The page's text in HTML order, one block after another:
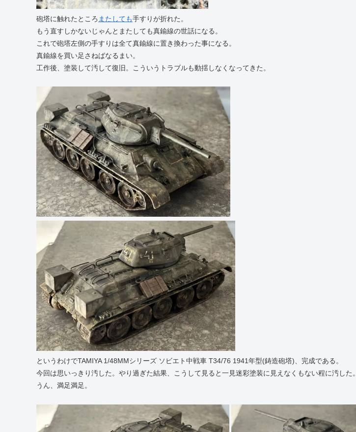
砲塔に触れたところ またしても手すりが折れた。
もう直すしかないじゃんとまたしても真鍮線の世話になる。
これで砲塔左側の手すりは全て真鍮線に置き換わった事になる。
真鍮線を買い足さねばなるまい。
工作後、塗装して汚して復旧。こういうトラブルも動揺しなくなってきた。
というわけでTAMIYA 1/48MMシリーズ ソビエト中戦車 T34/76 1941年型(鋳造砲塔)、完成である。
今回は思いっきり汚した。やり過ぎた結果、こうして見ると一見迷彩塗装に見えなくもない程に汚した。
うん、満足満足。